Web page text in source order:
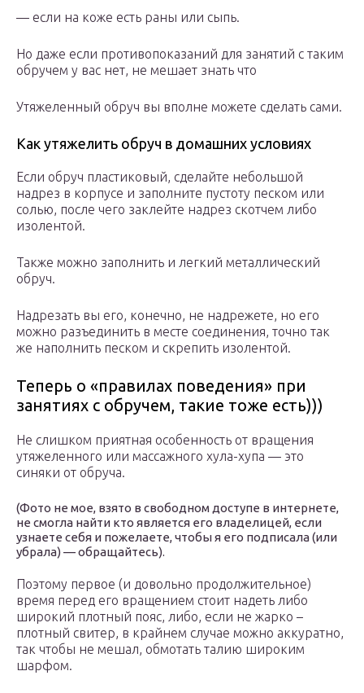
— если на коже есть раны или сыпь.
Но даже если противопоказаний для занятий с таким
обручем у вас нет, не мешает знать что
Утяжеленный обруч вы вполне можете сделать сами.
Как утяжелить обруч в домашних условиях
Если обруч пластиковый, сделайте небольшой
надрез в корпусе и заполните пустоту песком или
солью, после чего заклейте надрез скотчем либо
изолентой.
Также можно заполнить и легкий металлический
обруч.
Надрезать вы его, конечно, не надрежете, но его
можно разъединить в месте соединения, точно так
же наполнить песком и скрепить изолентой.
Теперь о «правилах поведения» при
занятиях с обручем, такие тоже есть)))
Не слишком приятная особенность от вращения
утяжеленного или массажного хула-хупа — это
синяки от обруча.
(Фото не мое, взято в свободном доступе в интернете,
не смогла найти кто является его владелицей, если
узнаете себя и пожелаете, чтобы я его подписала (или
убрала) — обращайтесь).
Поэтому первое (и довольно продолжительное)
время перед его вращением стоит надеть либо
широкий плотный пояс, либо, если не жарко –
плотный свитер, в крайнем случае можно аккуратно,
так чтобы не мешал, обмотать талию широким
шарфом.